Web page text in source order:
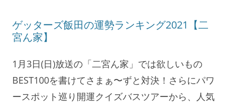
ゲッターズ飯田の運勢ランキング2021【二
宮ん家】
1月3日(日)放送の「二宮ん家」では欲しいもの
BEST100を書けてさまぁ〜ずと対決！さらにパワ
ースポット巡り開運クイズバスツアーから、人気